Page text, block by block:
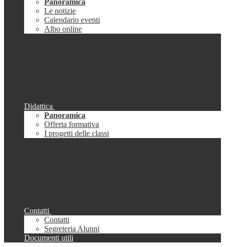
Panoramica
Le notizie
Calendario eventi
Albo online
Didattica
Panoramica
Offerta formativa
I progetti delle classi
Contatti
Contatti
Segreteria Alunni
Documenti utili